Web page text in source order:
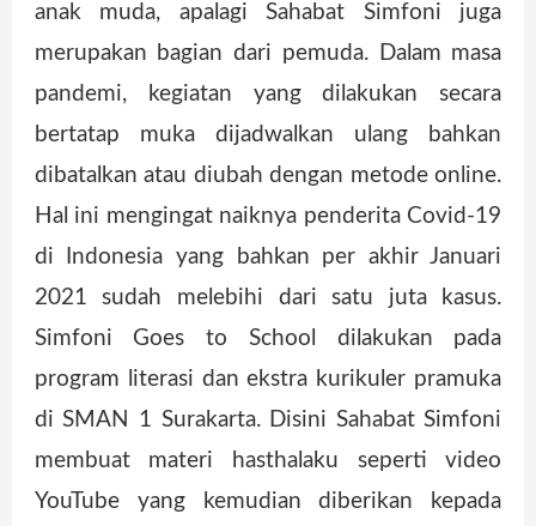
anak muda, apalagi Sahabat Simfoni juga
merupakan bagian dari pemuda. Dalam masa
pandemi, kegiatan yang dilakukan secara
bertatap muka dijadwalkan ulang bahkan
dibatalkan atau diubah dengan metode online.
Hal ini mengingat naiknya penderita Covid-19
di Indonesia yang bahkan per akhir Januari
2021 sudah melebihi dari satu juta kasus.
Simfoni Goes to School dilakukan pada
program literasi dan ekstra kurikuler pramuka
di SMAN 1 Surakarta. Disini Sahabat Simfoni
membuat materi hasthalaku seperti video
YouTube yang kemudian diberikan kepada